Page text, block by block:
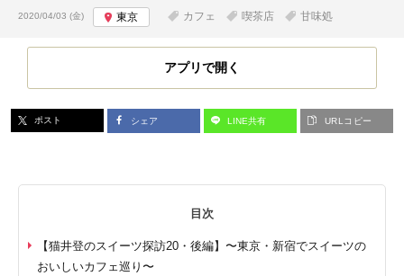
投稿日:
2020/04/03 (金) 東京 カフェ 喫茶店 甘味処
アプリで開く
ポスト シェア LINE共有 URLコピー
目次
【猫井登のスイーツ探訪20・後編】〜東京・新宿でスイーツの
おいしいカフェ巡り〜